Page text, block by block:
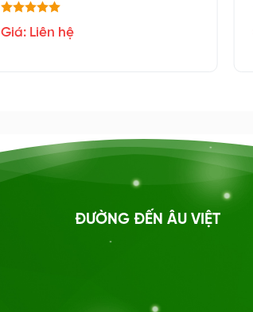
Giá: Liên hệ
ĐƯỜNG ĐẾN ÂU VIỆT